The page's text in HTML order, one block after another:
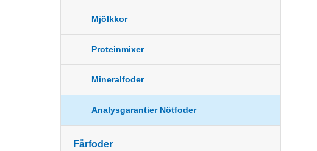
Mjölkkor
Proteinmixer
Mineralfoder
Analysgarantier Nötfoder
Fårfoder